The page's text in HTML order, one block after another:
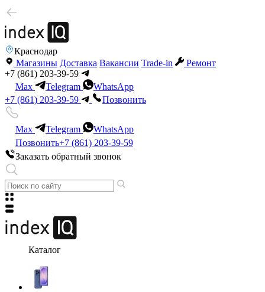
Краснодар
Магазины Доставка Вакансии Trade-in
Ремонт
+7 (861) 203-39-59
Max
Telegram
WhatsApp
+7 (861) 203-39-59
Позвонить
Max Telegram
WhatsApp
Позвонить+7 (861) 203-39-59
Заказать обратный звонок
Каталог